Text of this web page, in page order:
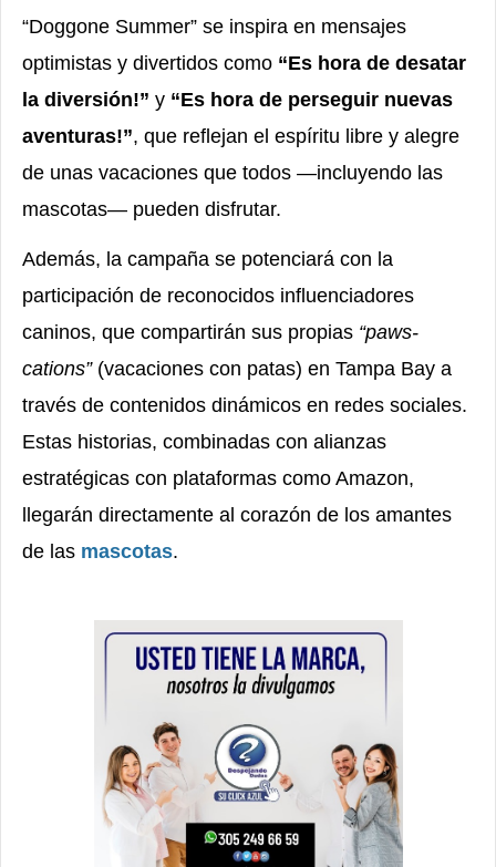
“Doggone Summer” se inspira en mensajes
optimistas y divertidos como “Es hora de desatar
la diversión!” y “Es hora de perseguir nuevas
aventuras!”, que reflejan el espíritu libre y alegre
de unas vacaciones que todos —incluyendo las
mascotas— pueden disfrutar.
Además, la campaña se potenciará con la
participación de reconocidos influenciadores
caninos, que compartirán sus propias “paws-
cations”(vacaciones con patas) en Tampa Bay a
través de contenidos dinámicos en redes sociales.
Estas historias, combinadas con alianzas
estratégicas con plataformas como Amazon,
llegarán directamente al corazón de los amantes
de las mascotas.